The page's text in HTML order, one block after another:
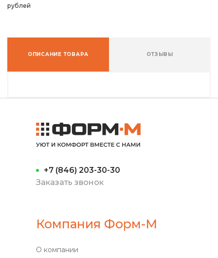
рублей
ОПИСАНИЕ ТОВАРА ОТЗЫВЫ
+7 (846) 203-30-30
Заказать звонок
Компания Форм-М
О компании